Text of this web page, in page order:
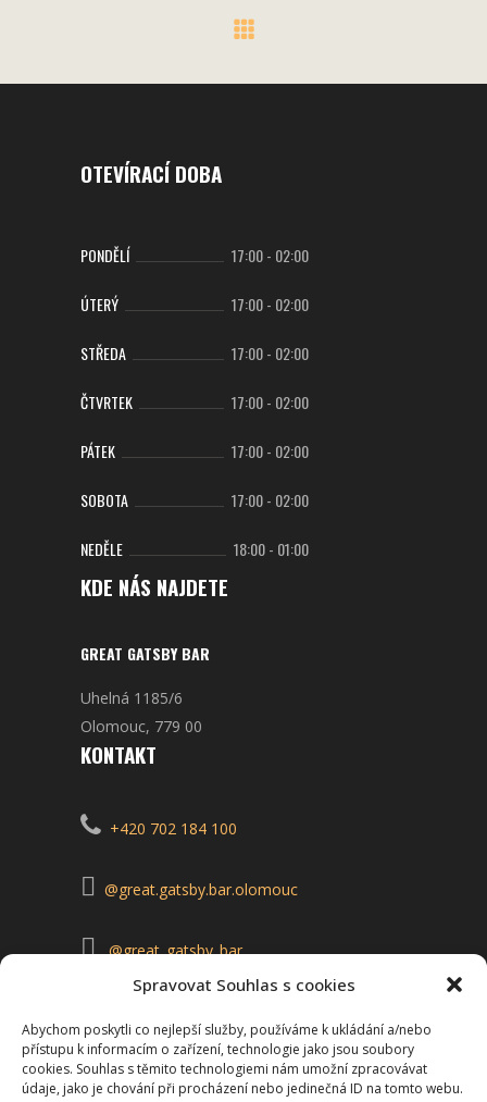
Spravovat Souhlas s cookies
Abychom poskytli co nejlepší služby, používáme k ukládání a/nebo
přístupu k informacím o zařízení, technologie jako jsou soubory
cookies. Souhlas s těmito technologiemi nám umožní zpracovávat
údaje, jako je chování při procházení nebo jedinečná ID na tomto webu.
OTEVÍRACÍ DOBA
PONDĚLÍ 17:00- 02:00
ÚTERÝ 17:00- 02:00
STŘEDA 17:00- 02:00
ČTVRTEK 17:00- 02:00
PÁTEK 17:00- 02:00
SOBOTA 17:00- 02:00
NEDĚLE 18:00- 01:00
KDE NÁS NAJDETE
GREAT GATSBY BAR
Uhelná 1185/6
Olomouc, 779 00
KONTAKT
+420 702 184 100
@great.gatsby.bar.olomouc
@great_gatsby_bar
Vyrobeno vYesmark